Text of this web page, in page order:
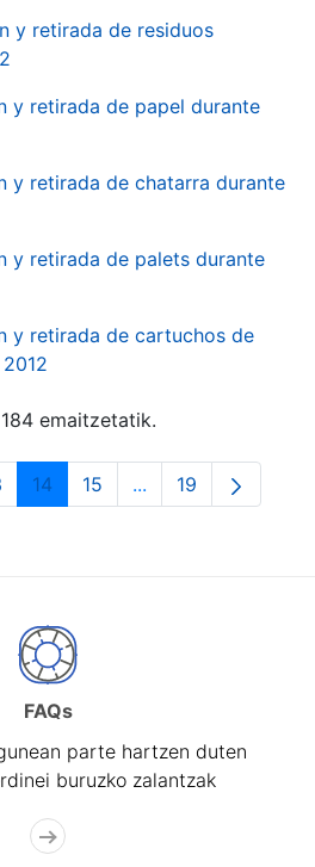
y retirada de residuos
y retirada de papel durante
y retirada de chatarra durante
y retirada de palets durante
y retirada de cartuchos de
emaitzetatik.
Pages Use TAB to navigate.
Orrialdea
14 Orrialdea
15 ...Intermediate
Orrialdea
19
FAQs
parte hartzen duten
buruzko zalantzak